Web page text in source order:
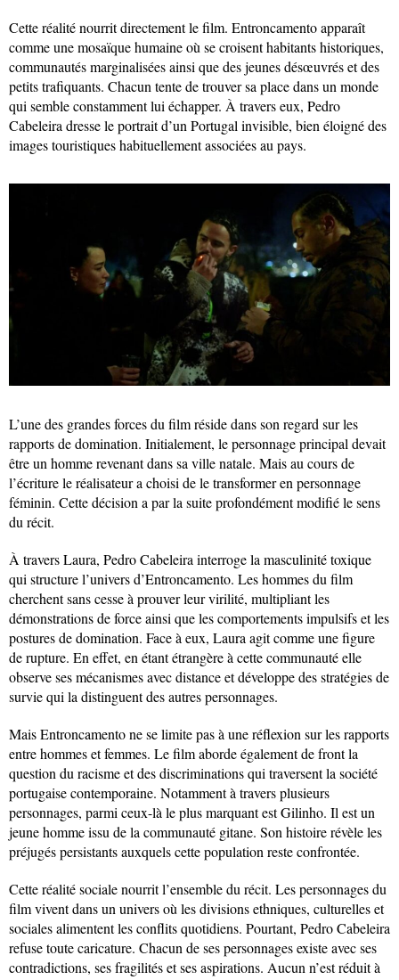
Cette réalité nourrit directement le film. Entroncamento apparaît
comme une mosaïque humaine où se croisent habitants historiques,
communautés marginalisées ainsi que des jeunes désœuvrés et des
petits trafiquants. Chacun tente de trouver sa place dans un monde
qui semble constamment lui échapper. À travers eux, Pedro
Cabeleira dresse le portrait d’un Portugal invisible, bien éloigné des
images touristiques habituellement associées au pays.
L’une des grandes forces du film réside dans son regard sur les
rapports de domination. Initialement, le personnage principal devait
être un homme revenant dans sa ville natale. Mais au cours de
l’écriture le réalisateur a choisi de le transformer en personnage
féminin. Cette décision a par la suite profondément modifié le sens
du récit.
À travers Laura, Pedro Cabeleira interroge la masculinité toxique
qui structure l’univers d’Entroncamento. Les hommes du film
cherchent sans cesse à prouver leur virilité, multipliant les
démonstrations de force ainsi que les comportements impulsifs et les
postures de domination. Face à eux, Laura agit comme une figure
de rupture. En effet, en étant étrangère à cette communauté elle
observe ses mécanismes avec distance et développe des stratégies de
survie qui la distinguent des autres personnages.
Mais Entroncamento ne se limite pas à une réflexion sur les rapports
entre hommes et femmes. Le film aborde également de front la
question du racisme et des discriminations qui traversent la société
portugaise contemporaine. Notamment à travers plusieurs
personnages, parmi ceux-là le plus marquant est Gilinho. Il est un
jeune homme issu de la communauté gitane. Son histoire révèle les
préjugés persistants auxquels cette population reste confrontée.
Cette réalité sociale nourrit l’ensemble du récit. Les personnages du
film vivent dans un univers où les divisions ethniques, culturelles et
sociales alimentent les conflits quotidiens. Pourtant, Pedro Cabeleira
refuse toute caricature. Chacun de ses personnages existe avec ses
contradictions, ses fragilités et ses aspirations. Aucun n’est réduit à